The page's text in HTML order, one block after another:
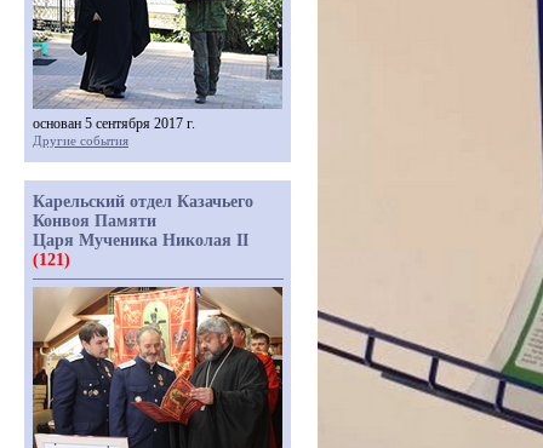
основан 5 сентября 2017 г.
Другие события
Карельский отдел Казачьего
Конвоя Памяти
Царя Мученика Николая II
(121)